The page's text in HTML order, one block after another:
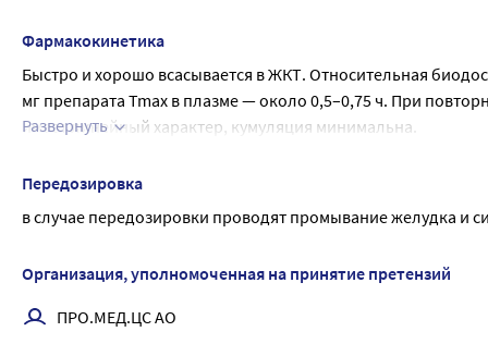
Фармакокинетика
Быстро и хорошо всасывается в ЖКТ. Относительная
мг препарата Tmax в плазме — около 0,5–0,75 ч. При
имеет линейный характер, кумуляция минимальна.
распределяется в тканях (Vd — 6,1 л/кг) и обнаруживается
Метаболизируется в печени под действием
Выводится почками. Т1/2 составляет 6 ч, у больных с
Развернуть
Передозировка
в случае передозировки проводят промывание желудка и
Организация, уполномоченная на принятие претензий
ПРО.МЕД.ЦС АО